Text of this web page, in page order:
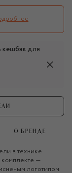
кешбэк для
О БРЕНДЕ
в технике
—
логотипом.